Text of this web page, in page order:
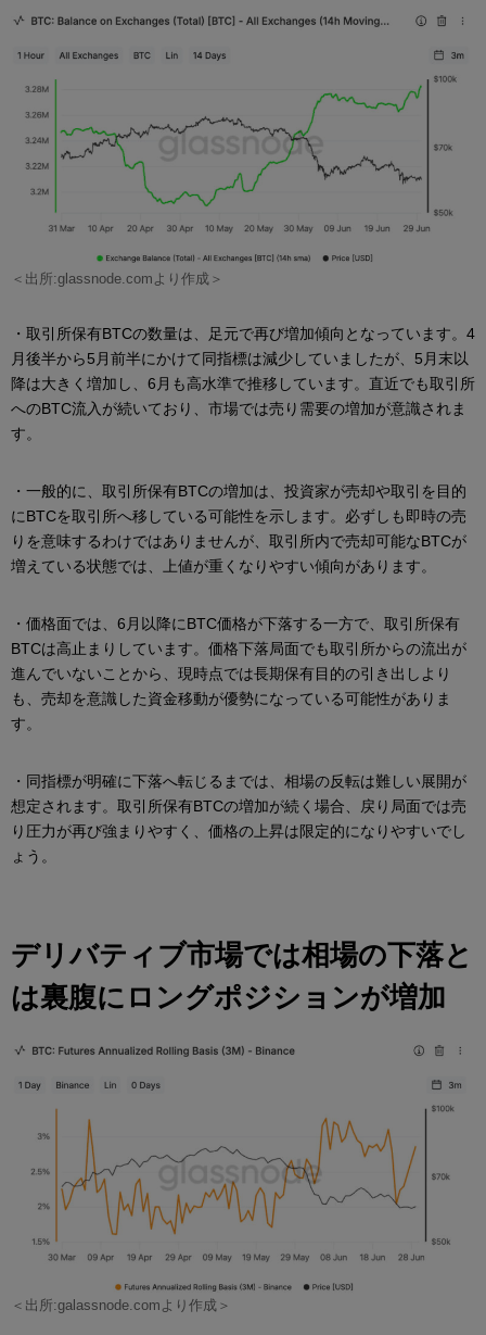
＜出所:glassnode.comより作成＞
・取引所保有BTCの数量は、足元で再び増加傾向となっています。4
月後半から5月前半にかけて同指標は減少していましたが、5月末以
降は大きく増加し、6月も高水準で推移しています。直近でも取引所
へのBTC流入が続いており、市場では売り需要の増加が意識されま
す。
・一般的に、取引所保有BTCの増加は、投資家が売却や取引を目的
にBTCを取引所へ移している可能性を示します。必ずしも即時の売
りを意味するわけではありませんが、取引所内で売却可能なBTCが
増えている状態では、上値が重くなりやすい傾向があります。
・価格面では、6月以降にBTC価格が下落する一方で、取引所保有
BTCは高止まりしています。価格下落局面でも取引所からの流出が
進んでいないことから、現時点では長期保有目的の引き出しより
も、売却を意識した資金移動が優勢になっている可能性がありま
す。
・同指標が明確に下落へ転じるまでは、相場の反転は難しい展開が
想定されます。取引所保有BTCの増加が続く場合、戻り局面では売
り圧力が再び強まりやすく、価格の上昇は限定的になりやすいでし
ょう。
デリバティブ市場では相場の下落と
は裏腹にロングポジションが増加
＜出所:galassnode.comより作成＞